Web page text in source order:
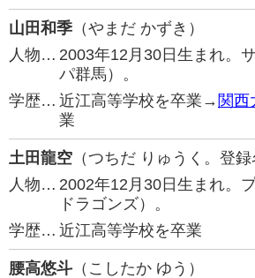
山田和季 （やまだ かずき）
人物… 2003年12月30日生まれ。
パ群馬）。
学歴… 近江高等学校を卒業→ 関西
業
土田龍空 （つちだ りゅうく。登録
人物… 2002年12月30日生まれ。
ドラゴンズ）。
学歴… 近江高等学校を卒業
腰高悠斗 （こしたか ゆう）